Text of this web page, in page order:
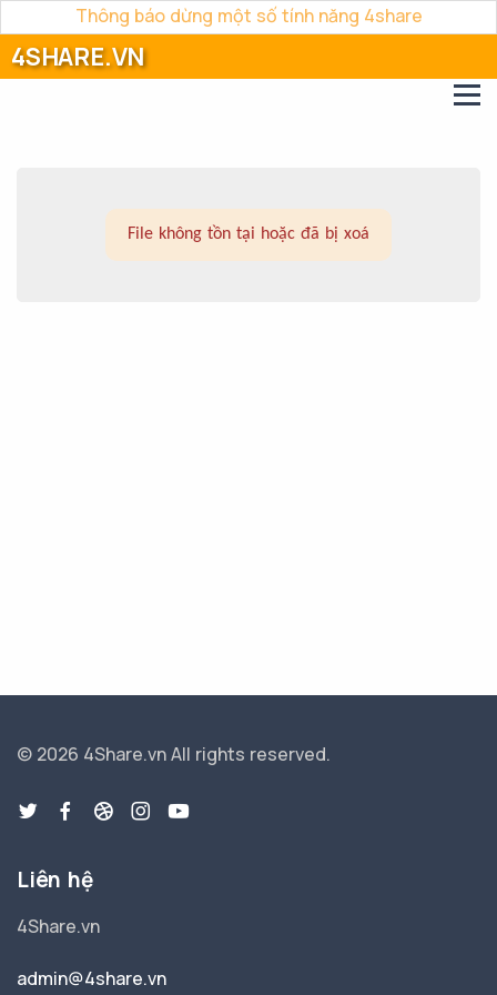
Thông báo dừng một số tính năng 4share
4SHARE.VN
File không tồn tại hoặc đã bị xoá
© 2026 4Share.vnAll rights reserved.
Liên hệ
4Share.vn
admin@4share.vn